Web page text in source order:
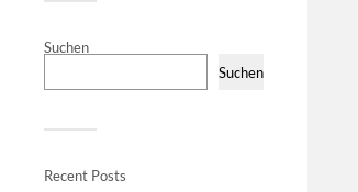
Suchen
Suchen
Recent Posts